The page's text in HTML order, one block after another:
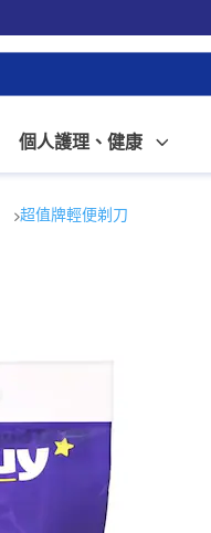
個人護理、健康
超值牌輕便剃刀